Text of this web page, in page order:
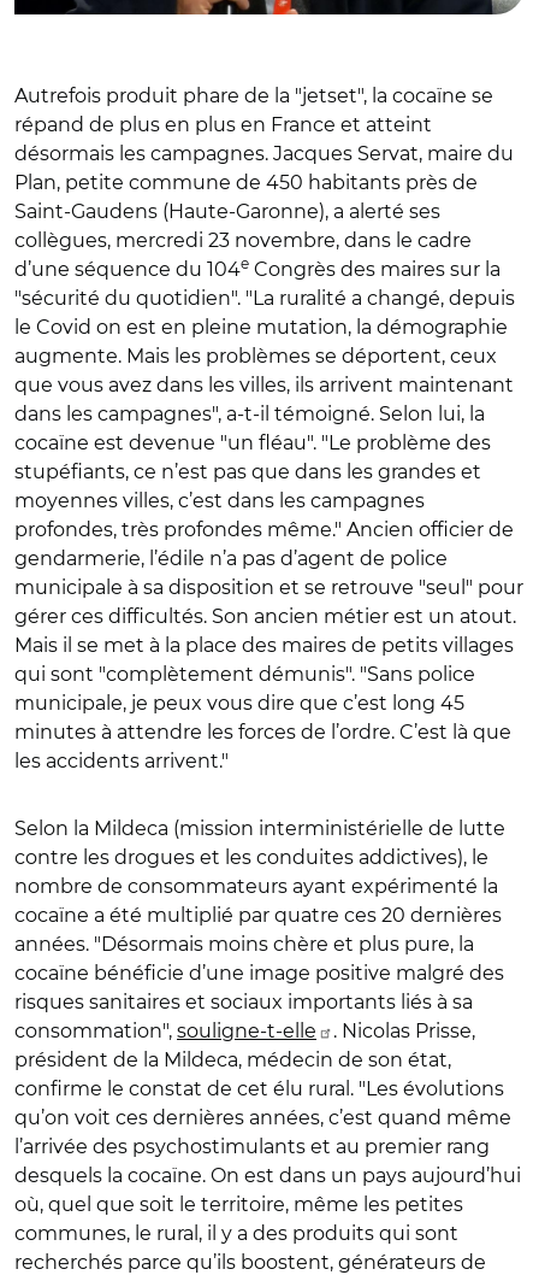
Autrefois produit phare de la "jetset", la cocaïne se
répand de plus en plus en France et atteint
désormais les campagnes. Jacques Servat, maire du
Plan, petite commune de 450 habitants près de
Saint-Gaudens (Haute-Garonne), a alerté ses
collègues, mercredi 23 novembre, dans le cadre
d’une séquence du 104e Congrès des maires sur la
"sécurité du quotidien". "La ruralité a changé, depuis
le Covid on est en pleine mutation, la démographie
augmente. Mais les problèmes se déportent, ceux
que vous avez dans les villes, ils arrivent maintenant
dans les campagnes", a-t-il témoigné. Selon lui, la
cocaïne est devenue "un fléau". "Le problème des
stupéfiants, ce n’est pas que dans les grandes et
moyennes villes, c’est dans les campagnes
profondes, très profondes même." Ancien officier de
gendarmerie, l’édile n’a pas d’agent de police
municipale à sa disposition et se retrouve "seul" pour
gérer ces difficultés. Son ancien métier est un atout.
Mais il se met à la place des maires de petits villages
qui sont "complètement démunis". "Sans police
municipale, je peux vous dire que c’est long 45
minutes à attendre les forces de l’ordre. C’est là que
les accidents arrivent."
Selon la Mildeca (mission interministérielle de lutte
contre les drogues et les conduites addictives), le
nombre de consommateurs ayant expérimenté la
cocaïne a été multiplié par quatre ces 20 dernières
années. "Désormais moins chère et plus pure, la
cocaïne bénéficie d’une image positive malgré des
risques sanitaires et sociaux importants liés à sa
consommation", souligne-t-elle
. Nicolas Prisse,
président de la Mildeca, médecin de son état,
confirme le constat de cet élu rural. "Les évolutions
qu’on voit ces dernières années, c’est quand même
l’arrivée des psychostimulants et au premier rang
desquels la cocaïne. On est dans un pays aujourd’hui
où, quel que soit le territoire, même les petites
communes, le rural, il y a des produits qui sont
recherchés parce qu’ils boostent, générateurs de